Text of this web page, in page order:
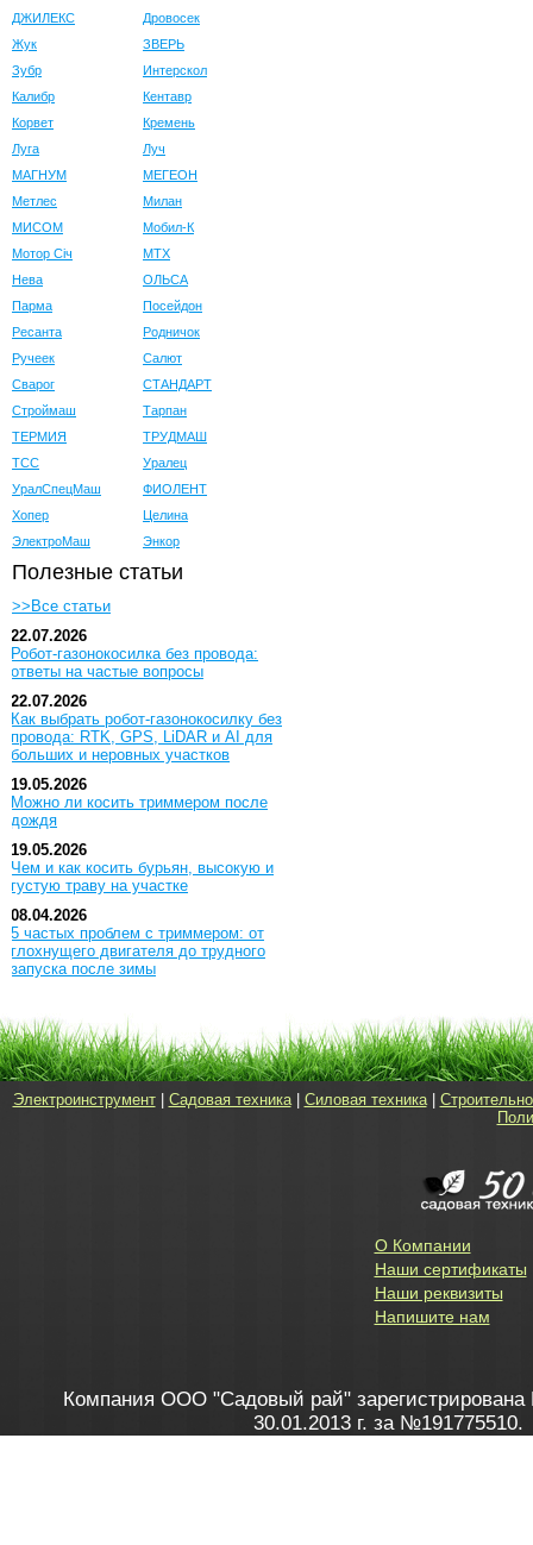
ДЖИЛЕКС
Дровосек
Жук
ЗВЕРЬ
Зубр
Интерскол
Калибр
Кентавр
Корвет
Кремень
Луга
Луч
МАГНУМ
МЕГЕОН
Метлес
Милан
МИСОМ
Мобил-К
Мотор Сiч
МТХ
Нева
ОЛЬСА
Парма
Посейдон
Ресанта
Родничок
Ручеек
Салют
Сварог
СТАНДАРТ
Строймаш
Тарпан
ТЕРМИЯ
ТРУДМАШ
ТСС
Уралец
УралСпецМаш
ФИОЛЕНТ
Хопер
Целина
ЭлектроМаш
Энкор
Полезные статьи
>>Все статьи
22.07.2026
Робот-газонокосилка без провода:
ответы на частые вопросы
22.07.2026
Как выбрать робот-газонокосилку без
провода: RTK, GPS, LiDAR и AI для
больших и неровных участков
19.05.2026
Можно ли косить триммером после
дождя
19.05.2026
Чем и как косить бурьян, высокую и
густую траву на участке
08.04.2026
5 частых проблем с триммером: от
глохнущего двигателя до трудного
запуска после зимы
Электроинструмент| Садовая техника| Силовая техника|
О Компании
Наши сертификаты
Наши реквизиты
Напишите нам
Компания ООО "Садовый рай" зарегистрирована
30.01.2013 г. за №191775510.